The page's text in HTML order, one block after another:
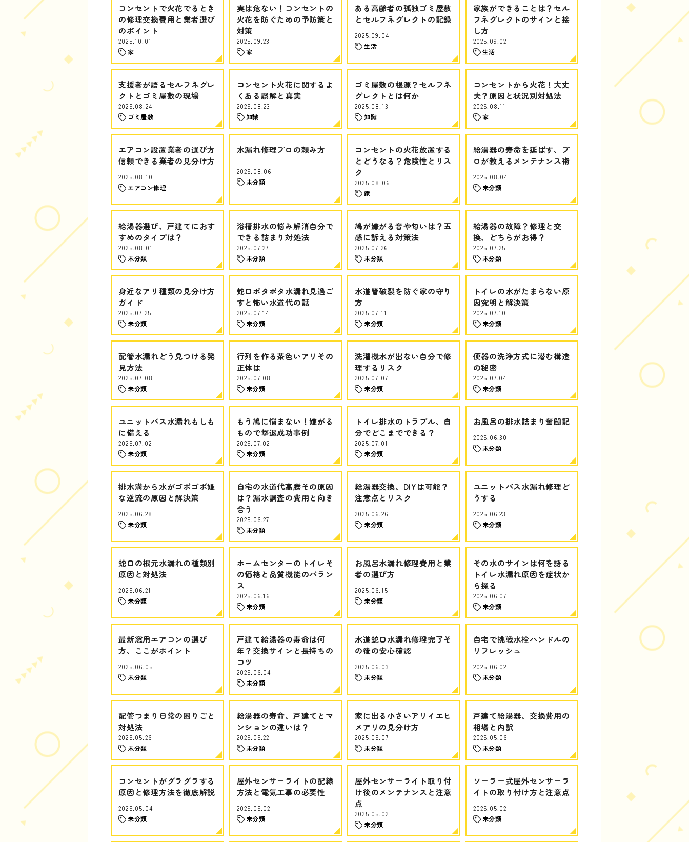
コンセントで火花でるとき
の修理交換費用と業者選び
のポイント
2025.10.01
家
実は危ない！コンセントの
火花を防ぐための予防策と
対策
2025.09.23
家
ある高齢者の孤独ゴミ屋敷
とセルフネグレクトの記録
2025.09.04
生活
家族ができることは？セル
フネグレクトのサインと接
し方
2025.09.02
生活
支援者が語るセルフネグレ
クトとゴミ屋敷の現場
2025.08.24
ゴミ屋敷
コンセント火花に関するよ
くある誤解と真実
2025.08.23
知識
ゴミ屋敷の根源？セルフネ
グレクトとは何か
2025.08.13
知識
コンセントから火花！大丈
夫？原因と状況別対処法
2025.08.11
家
エアコン設置業者の選び方
信頼できる業者の見分け方
2025.08.10
エアコン修理
水漏れ修理プロの頼み方
2025.08.06
未分類
コンセントの火花放置する
とどうなる？危険性とリス
ク
2025.08.06
家
給湯器の寿命を延ばす、プ
ロが教えるメンテナンス術
2025.08.04
未分類
給湯器選び、戸建てにおす
すめのタイプは？
2025.08.01
未分類
浴槽排水の悩み解消自分で
できる詰まり対処法
2025.07.27
未分類
鳩が嫌がる音や匂いは？五
感に訴える対策法
2025.07.26
未分類
給湯器の故障？修理と交
換、どちらがお得？
2025.07.25
未分類
身近なアリ種類の見分け方
ガイド
2025.07.25
未分類
蛇口ポタポタ水漏れ見過ご
すと怖い水道代の話
2025.07.14
未分類
水道管破裂を防ぐ家の守り
方
2025.07.11
未分類
トイレの水がたまらない原
因究明と解決策
2025.07.10
未分類
配管水漏れどう見つける発
見方法
2025.07.08
未分類
行列を作る茶色いアリその
正体は
2025.07.08
未分類
洗濯機水が出ない自分で修
理するリスク
2025.07.07
未分類
便器の洗浄方式に潜む構造
の秘密
2025.07.04
未分類
ユニットバス水漏れもしも
に備える
2025.07.02
未分類
もう鳩に悩まない！嫌がる
もので撃退成功事例
2025.07.02
未分類
トイレ排水のトラブル、自
分でどこまでできる？
2025.07.01
未分類
お風呂の排水詰まり奮闘記
2025.06.30
未分類
排水溝から水がゴボゴボ嫌
な逆流の原因と解決策
2025.06.28
未分類
自宅の水道代高騰その原因
は？漏水調査の費用と向き
合う
2025.06.27
未分類
給湯器交換、DIYは可能？
注意点とリスク
2025.06.26
未分類
ユニットバス水漏れ修理ど
うする
2025.06.23
未分類
蛇口の根元水漏れの種類別
原因と対処法
2025.06.21
未分類
ホームセンターのトイレそ
の価格と品質機能のバラン
ス
2025.06.16
未分類
お風呂水漏れ修理費用と業
者の選び方
2025.06.15
未分類
その水のサインは何を語る
トイレ水漏れ原因を症状か
ら探る
2025.06.07
未分類
最新窓用エアコンの選び
方、ここがポイント
2025.06.05
未分類
戸建て給湯器の寿命は何
年？交換サインと長持ちの
コツ
2025.06.04
未分類
水道蛇口水漏れ修理完了そ
の後の安心確認
2025.06.03
未分類
自宅で挑戦水栓ハンドルの
リフレッシュ
2025.06.02
未分類
配管つまり日常の困りごと
対処法
2025.05.26
未分類
給湯器の寿命、戸建てとマ
ンションの違いは？
2025.05.22
未分類
家に出る小さいアリイエヒ
メアリの見分け方
2025.05.07
未分類
戸建て給湯器、交換費用の
相場と内訳
2025.05.06
未分類
コンセントがグラグラする
原因と修理方法を徹底解説
2025.05.04
未分類
屋外センサーライトの配線
方法と電気工事の必要性
2025.05.02
未分類
屋外センサーライト取り付
け後のメンテナンスと注意
点
2025.05.02
未分類
ソーラー式屋外センサーラ
イトの取り付け方と注意点
2025.05.02
未分類